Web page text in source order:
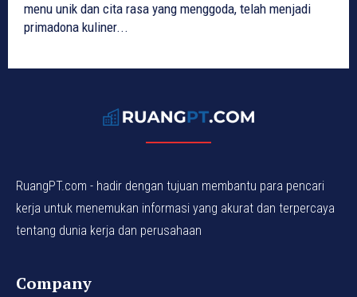
menu unik dan cita rasa yang menggoda, telah menjadi
primadona kuliner...
RuangPT.com - hadir dengan tujuan membantu para pencari
kerja untuk menemukan informasi yang akurat dan terpercaya
tentang dunia kerja dan perusahaan
Company